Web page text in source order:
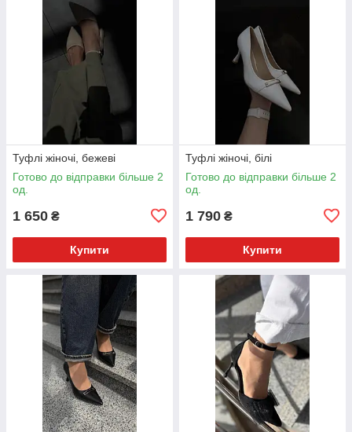
Туфлі жіночі, бежеві
Готово до відправки більше 2
од.
1 650 ₴
Купити
Туфлі жіночі, білі
Готово до відправки більше 2
од.
1 790 ₴
Купити